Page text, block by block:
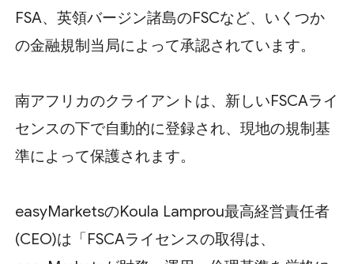
FSA、英領バージン諸島のFSCなど、いくつか
の金融規制当局によって承認されています。
南アフリカのクライアントは、新しいFSCAライ
センスの下で自動的に登録され、現地の規制基
準によって保護されます。
easyMarketsのKoula Lamprou最高経営責任者
(CEO)は「FSCAライセンスの取得は、